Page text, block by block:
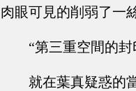
肉眼可見的削弱了一絲
“第三重空間的
就在葉真疑惑的